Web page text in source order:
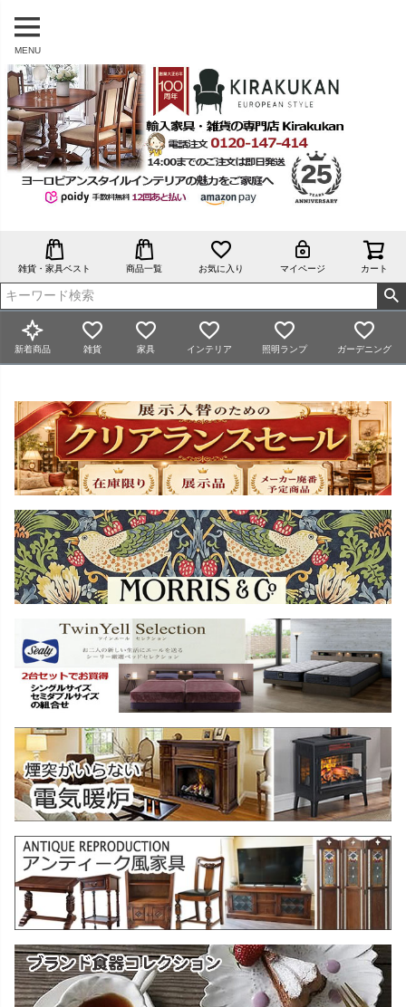
MENU
雑貨・家具ベスト 商品一覧 お気に入り マイページ カート
新着商品 雑貨 家具 インテリア 照明ランプ ガーデニング